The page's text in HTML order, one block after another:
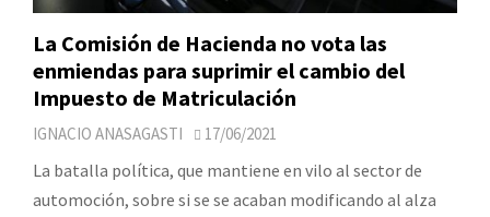
La Comisión de Hacienda no vota las
enmiendas para suprimir el cambio del
Impuesto de Matriculación
IGNACIO ANASAGASTI 17/06/2021
La batalla política, que mantiene en vilo al sector de
automoción, sobre si se se acaban modificando al alza